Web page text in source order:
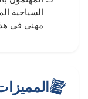
السياحية
مهني في